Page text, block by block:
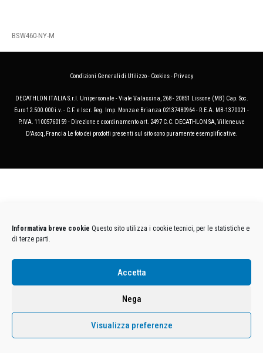
Informativa breve cookie Questo sito utilizza i cookie tecnici, per le statistiche e
di terze parti.
Accetta
Nega
Visualizza preferenze
BSW460-NY-M
Condizioni Generali di Utilizzo- Cookies- Privacy
DECATHLON ITALIA S.r.l. Unipersonale - Viale Valassina, 268 - 20851 Lissone (MB) Cap. Soc.
Euro 12.500.000 i.v. - C.F. e Iscr. Reg. Imp. Monza e Brianza 02137480964 - R.E.A. MB-1370021 -
P.IVA. 11005760159 - Direzione e coordinamento art. 2497 C.C. DECATHLON SA, Villeneuve
D'Ascq, Francia Le foto dei prodotti presenti sul sito sono puramente esemplificative.